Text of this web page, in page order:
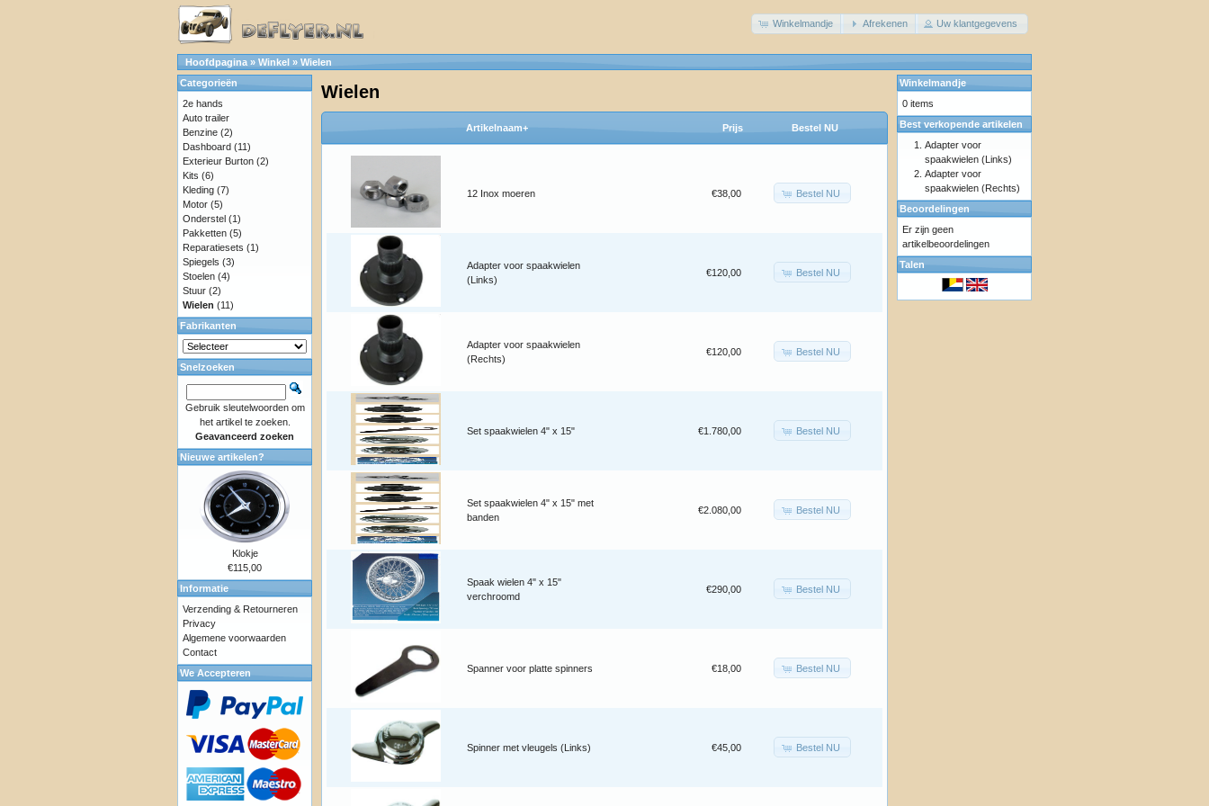
Winkelmandje Afrekenen Uw klantgegevens
Hoofdpagina » Winkel » Wielen
Wielen
Artikelnaam+ Prijs Bestel NU
12 Inox moeren €38,00 Bestel NU
Adapter voor spaakwielen
(Links)
€120,00 Bestel NU
Adapter voor spaakwielen
(Rechts)
€120,00 Bestel NU
Set spaakwielen 4" x 15" €1.780,00 Bestel NU
Set spaakwielen 4" x 15" met
banden
€2.080,00 Bestel NU
Spaak wielen 4" x 15"
verchroomd
€290,00 Bestel NU
Spanner voor platte spinners €18,00 Bestel NU
Spinner met vleugels (Links) €45,00 Bestel NU
Categorieën
2e hands
Auto trailer
Benzine (2)
Dashboard (11)
Exterieur Burton (2)
Kits (6)
Kleding (7)
Motor (5)
Onderstel (1)
Pakketten (5)
Reparatiesets (1)
Spiegels (3)
Stoelen (4)
Stuur (2)
Wielen (11)
Fabrikanten
Snelzoeken
Gebruik sleutelwoorden om
het artikel te zoeken.
Geavanceerd zoeken
Nieuwe artikelen?
Klokje
€115,00
Informatie
Verzending & Retourneren
Privacy
Algemene voorwaarden
Contact
We Accepteren
Winkelmandje
0 items
Best verkopende artikelen
Adapter voor
spaakwielen (Links)
Adapter voor
spaakwielen (Rechts)
Beoordelingen
Er zijn geen
artikelbeoordelingen
Talen